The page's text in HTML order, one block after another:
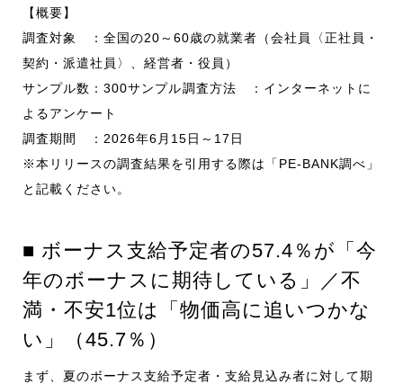
【概要】
調査対象 ：全国の20～60歳の就業者（会社員〈正社員・
契約・派遣社員〉、経営者・役員）
サンプル数：300サンプル 調査方法 ：インターネットに
よるアンケート
調査期間 ：2026年6月15日～17日
※本リリースの調査結果を引用する際は「PE-BANK調べ」
と記載ください。
■ ボーナス支給予定者の57.4％が「今
年のボーナスに期待している」／不
満・不安1位は「物価高に追いつかな
い」（45.7％）
まず、夏のボーナス支給予定者・支給見込み者に対して期